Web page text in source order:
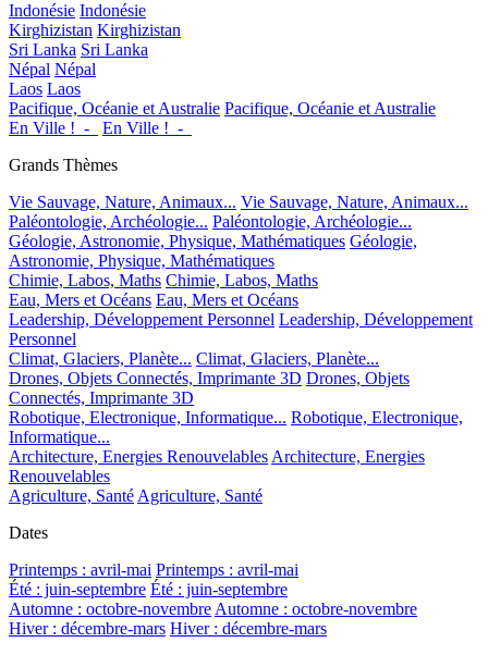
Indonésie Indonésie
Kirghizistan Kirghizistan
Sri Lanka Sri Lanka
Népal Népal
Laos Laos
Pacifique, Océanie et Australie Pacifique, Océanie et Australie
En Ville !_-_
En Ville !_-_
Grands Thèmes
Vie Sauvage, Nature, Animaux... Vie Sauvage, Nature, Animaux...
Paléontologie, Archéologie... Paléontologie, Archéologie...
Géologie, Astronomie, Physique, Mathématiques Géologie,
Astronomie, Physique, Mathématiques
Chimie, Labos, Maths Chimie, Labos, Maths
Eau, Mers et Océans Eau, Mers et Océans
Leadership, Développement Personnel Leadership, Développement
Personnel
Climat, Glaciers, Planète... Climat, Glaciers, Planète...
Drones, Objets Connectés, Imprimante 3D Drones, Objets
Connectés, Imprimante 3D
Robotique, Electronique, Informatique... Robotique, Electronique,
Informatique...
Architecture, Energies RenouvelablesArchitecture, Energies
Renouvelables
Agriculture, SantéAgriculture, Santé
Dates
Printemps : avril-mai Printemps : avril-mai
Été : juin-septembre Été : juin-septembre
Automne : octobre-novembreAutomne : octobre-novembre
Hiver : décembre-mars Hiver : décembre-mars